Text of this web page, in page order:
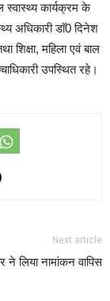
कार्यक्रम के
अधिकारी डाॅ0 दिनेश
शिक्षा, महिला एवं बाल
उपस्थित रहे।
Next article
ने लिया नामांकन वापिस